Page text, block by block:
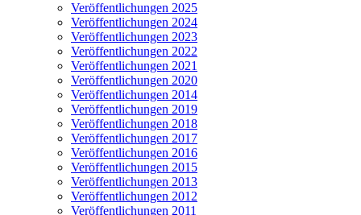
Veröffentlichungen 2025
Veröffentlichungen 2024
Veröffentlichungen 2023
Veröffentlichungen 2022
Veröffentlichungen 2021
Veröffentlichungen 2020
Veröffentlichungen 2014
Veröffentlichungen 2019
Veröffentlichungen 2018
Veröffentlichungen 2017
Veröffentlichungen 2016
Veröffentlichungen 2015
Veröffentlichungen 2013
Veröffentlichungen 2012
Veröffentlichungen 2011